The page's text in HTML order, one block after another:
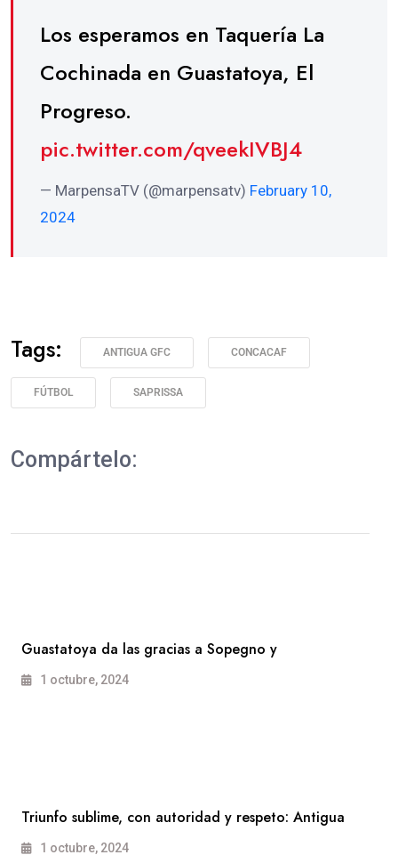
Los esperamos en Taquería La
Cochinada en Guastatoya, El
Progreso.
pic.twitter.com/qveekIVBJ4
— MarpensaTV (@marpensatv) February 10,
2024
Tags: ANTIGUA GFC CONCACAF
FÚTBOL SAPRISSA
Compártelo:
Guastatoya da las gracias a Sopegno y
1 octubre, 2024
Triunfo sublime, con autoridad y respeto: Antigua
1 octubre, 2024